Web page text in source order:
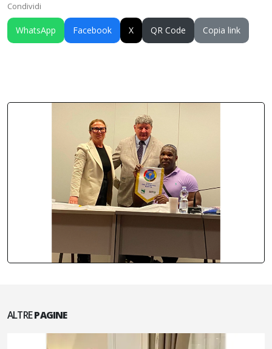
Condividi
WhatsApp Facebook X QR Code Copia link
ALTREPAGINE